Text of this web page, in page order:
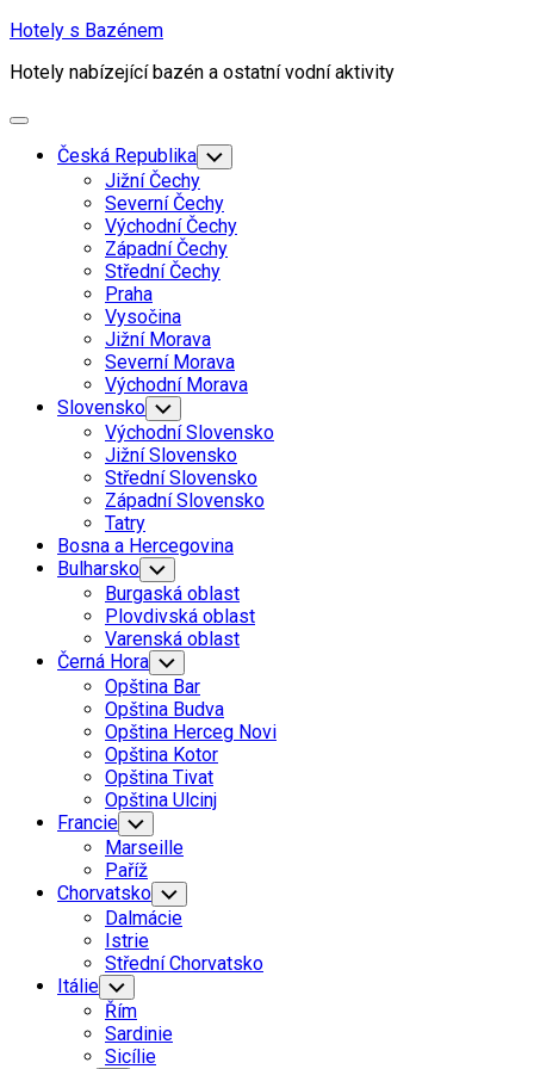
Skip
content
Hotely s Bazénem
Hotely nabízející bazén a ostatní vodní aktivity
Expand
Current
Page
Parent
Česká Republika Toggle
Child
Menu
Jižní Čechy
Severní Čechy
Východní Čechy
Západní Čechy
Střední Čechy
Praha
Vysočina
Jižní Morava
Current
Page
Parent
Severní Morava
Východní Morava
Slovensko Toggle
Child
Menu
Východní Slovensko
Jižní Slovensko
Střední Slovensko
Západní Slovensko
Tatry
Bosna a Hercegovina
Bulharsko Toggle
Child
Menu
Burgaská oblast
Plovdivská oblast
Varenská oblast
Černá Hora Toggle
Child
Menu
Opština Bar
Opština Budva
Opština Herceg Novi
Opština Kotor
Opština Tivat
Opština Ulcinj
Francie Toggle
Child
Menu
Marseille
Paříž
Chorvatsko Toggle
Child
Menu
Dalmácie
Istrie
Střední Chorvatsko
Itálie Toggle
Child
Menu
Řím
Sardinie
Sicílie